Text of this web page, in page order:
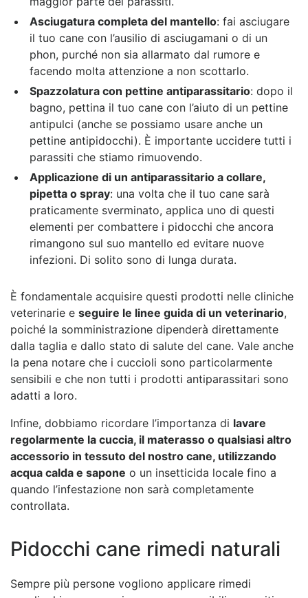
Asciugatura completa del mantello: fai asciugare
il tuo cane con l’ausilio di asciugamani o di un
phon, purché non sia allarmato dal rumore e
facendo molta attenzione a non scottarlo.
Spazzolatura con pettine antiparassitario: dopo il
bagno, pettina il tuo cane con l’aiuto di un pettine
antipulci (anche se possiamo usare anche un
pettine antipidocchi). È importante uccidere tutti i
parassiti che stiamo rimuovendo.
Applicazione di un antiparassitario a collare,
pipetta o spray: una volta che il tuo cane sarà
praticamente sverminato, applica uno di questi
elementi per combattere i pidocchi che ancora
rimangono sul suo mantello ed evitare nuove
infezioni. Di solito sono di lunga durata.
È fondamentale acquisire questi prodotti nelle cliniche
veterinarie e seguire le linee guida di un veterinario,
poiché la somministrazione dipenderà direttamente
dalla taglia e dallo stato di salute del cane. Vale anche
la pena notare che i cuccioli sono particolarmente
sensibili e che non tutti i prodotti antiparassitari sono
adatti a loro.
Infine, dobbiamo ricordare l’importanza di lavare
regolarmente la cuccia, il materasso o qualsiasi altro
accessorio in tessuto del nostro cane, utilizzando
acqua calda e sapone o un insetticida locale fino a
quando l’infestazione non sarà completamente
controllata.
Pidocchi cane rimedi naturali
Sempre più persone vogliono applicare rimedi